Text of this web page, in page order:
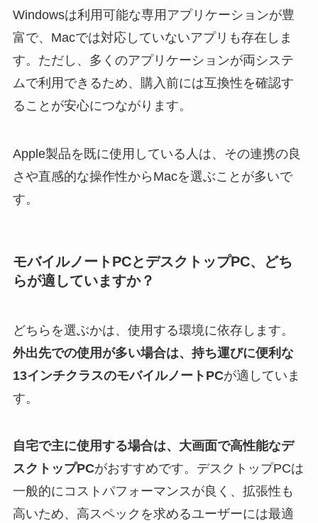
Windowsは利用可能な専用アプリケーションが豊
富で、Macでは対応していないアプリも存在しま
す。ただし、多くのアプリケーションが両システ
ムで利用できるため、購入前には互換性を確認す
ることが安心につながります。
Apple製品を既に使用している人は、その連携の良
さや直感的な操作性からMacを選ぶことが多いで
す。
モバイルノートPCとデスクトップPC、どち
らが適していますか？
どちらを選ぶかは、使用する環境に依存します。
外出先での使用が多い場合は、持ち運びに便利な
13インチクラスのモバイルノートPCが適していま
す。
自宅で主に使用する場合は、大画面で高性能なデ
スクトップPCがおすすめです。デスクトップPCは
一般的にコストパフォーマンスが良く、拡張性も
高いため、高スペックを求めるユーザーには最適